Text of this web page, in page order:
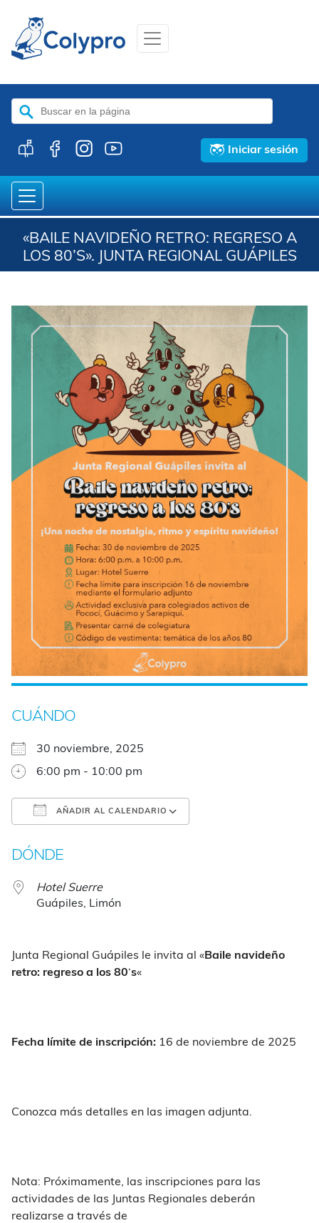
Buscar:
Iniciar sesión
«BAILE NAVIDEÑO RETRO: REGRESO A
LOS 80’S». JUNTA REGIONAL GUÁPILES
CUÁNDO
30 noviembre, 2025
6:00 pm - 10:00 pm
AÑADIR AL CALENDARIO
DÓNDE
Hotel Suerre
Guápiles, Limón
Junta Regional Guápiles le invita al «Baile navideño
retro: regreso a los 80‘s«
Fecha límite de inscripción: 16 de noviembre de 2025
Conozca más detalles en las imagen adjunta.
Nota: Próximamente, las inscripciones para las
actividades de las Juntas Regionales deberán
realizarse a través de